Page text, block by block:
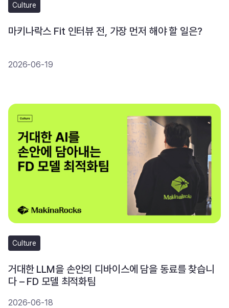
Culture
마키나락스 Fit 인터뷰 전, 가장 먼저 해야 할 일은?
2026-06-19
Culture
거대한 LLM을 손안의 디바이스에 담을 동료를 찾습니
다 – FD 모델 최적화팀
2026-06-18